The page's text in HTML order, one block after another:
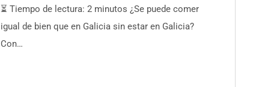
⏳ Tiempo de lectura: 2 minutos ¿Se puede comer
igual de bien que en Galicia sin estar en Galicia?
Con…